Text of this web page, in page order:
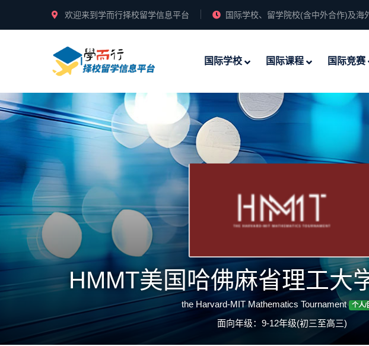
欢迎来到学而行择校留学信息平台 国际学校、留学院校(含中外合作)及海
国际学校 国际课程 国际竞赛
HMMT美国哈佛麻省理工大
the Harvard-MIT Mathematics Tournament 个人/
面向年级：9-12年级(初三至高三)